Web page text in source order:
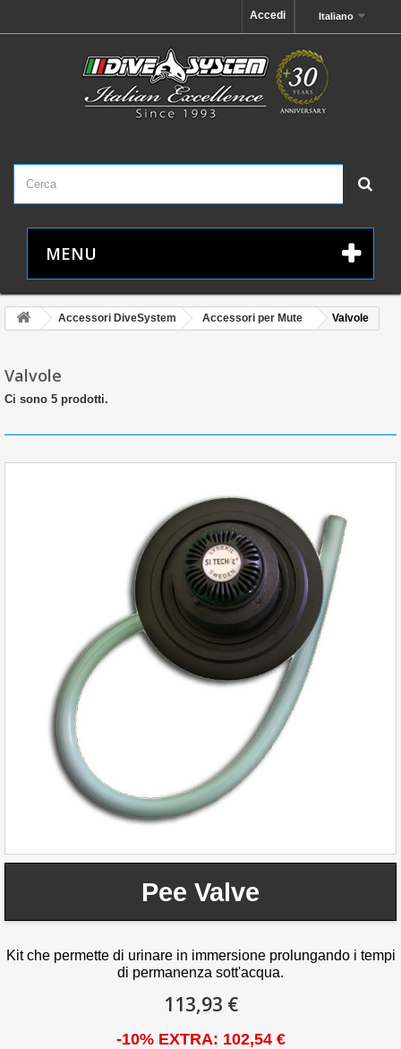
Italiano
Accedi
MENU
Accessori DiveSystem Accessori per Mute Valvole
Valvole
Ci sono 5 prodotti.
Pee Valve
Kit che permette di urinare in immersione prolungando i tempi
di permanenza sott'acqua.
113,93 €
-10% EXTRA: 102,54 €